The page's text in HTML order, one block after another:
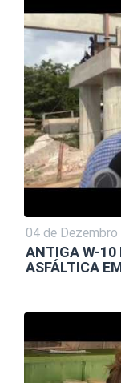
04 de
ANTIGA W-10
ASFÁLTICA